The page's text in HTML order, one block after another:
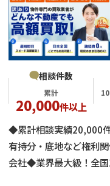
相談件数
累計
20,000件以上
◆累計相談実績20,000
有持分・底地など権利
会社◆業界最大級！全
資金による買取のため